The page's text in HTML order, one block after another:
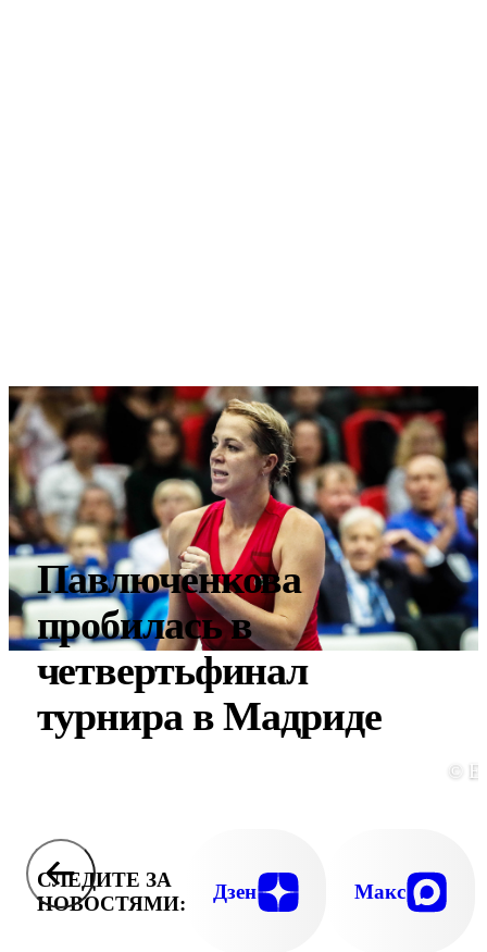
Павлюченкова
пробилась в
четвертьфинал
турнира в Мадриде
©
СЛЕДИТЕ ЗА
НОВОСТЯМИ:
Дзен Макс